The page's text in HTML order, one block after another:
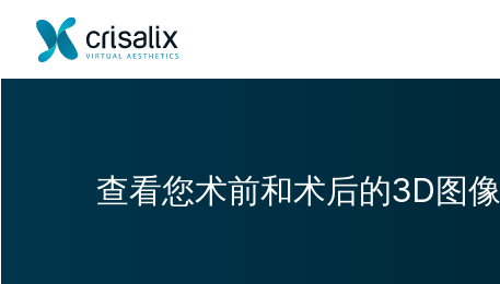
查看您术前和术后的3D图像